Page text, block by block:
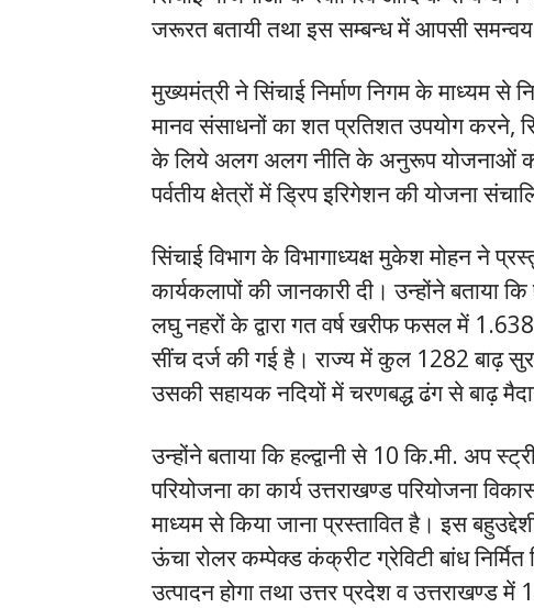
जरूरत बतायी तथा इस सम्बन्ध में आपसी समन्वय
मुख्यमंत्री ने सिंचाई निर्माण निगम के माध्यम से
मानव संसाधनों का शत प्रतिशत उपयोग करने,
के लिये अलग अलग नीति के अनुरूप योजनाओं को
पर्वतीय क्षेत्रों में ड्रिप इरिगेशन की योजना
सिंचाई विभाग के विभागाध्यक्ष मुकेश मोहन ने
कार्यकलापों की जानकारी दी। उन्होंने
लघु नहरों के द्वारा गत वर्ष खरीफ फसल में
सींच दर्ज की गई है। राज्य में कुल 1282 बाढ़
उसकी सहायक नदियों में चरणबद्ध ढंग से बाढ़
उन्होंने बताया कि हल्द्वानी से 10 कि.मी. अप
परियोजना का कार्य उत्तराखण्ड परियोजना
माध्यम से किया जाना प्रस्तावित है। इस
ऊंचा रोलर कम्पेक्ड कंक्रीट ग्रेविटी बांध
उत्पादन होगा तथा उत्तर प्रदेश व उत्तराखण्ड